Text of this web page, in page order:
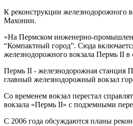
К реконструкции железнодорожного
Махонин.
«На Пермском инженерно-
“Компактный город”. Сюда
железнодорожного вокзала Пермь II
Пермь II - железнодорожная станция
главный железнодорожный вокзал
Со временем вокзал перестал
вокзала «Пермь II» с подземными
С 2006 года обсуждаются планы